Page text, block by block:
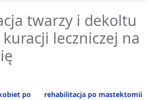
twarzy i dekoltu
kuracji leczniczej na
po
rehabilitacja po mastektomii